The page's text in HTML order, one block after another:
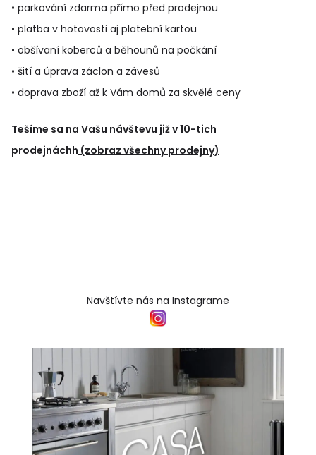
• parkování zdarma přímo před prodejnou
• platba v hotovosti aj platební kartou
• obšívaní koberců a běhounů na počkání
• šití a úprava záclon a závesů
• doprava zboží až k Vám domů za skvělé ceny
Tešíme sa na Vašu návštevu již v 10-tich
prodejnáchh (zobraz všechny prodejny)
Navštívte nás na Instagrame